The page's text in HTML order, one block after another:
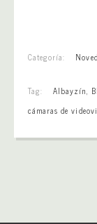
Categoría:
Tag: Albayzín,
cámaras de